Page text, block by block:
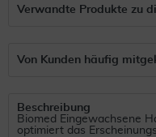
Verwandte Produkte zu
Von Kunden häufig
Beschreibung
Biomed Eingewachsene
optimiert das